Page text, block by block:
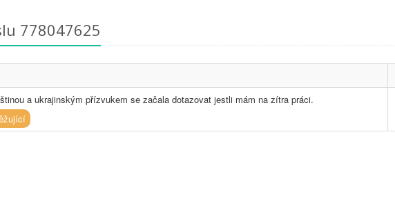
778047625
a ukrajinským přízvukem se začala dotazovat jestli mám na zítra práci.